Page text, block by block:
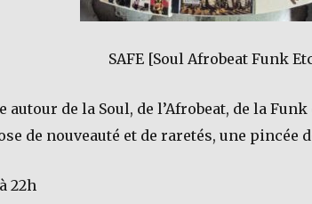
SAFE [Soul Afrobeat Funk
autour de la Soul, de l’Afrobeat, de la
de nouveauté et de raretés, une pincée
22h